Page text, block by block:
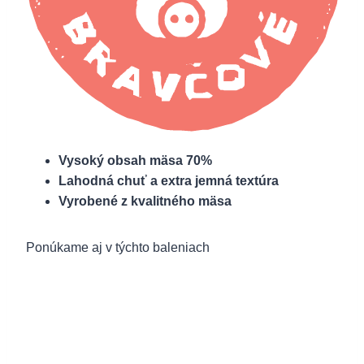
Vysoký obsah mäsa 70%
Lahodná chuť a extra jemná textúra
Vyrobené z kvalitného mäsa
Ponúkame aj v týchto baleniach